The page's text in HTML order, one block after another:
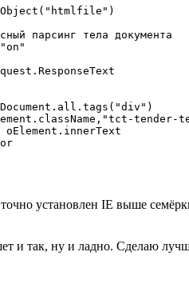
точно установлен IE выше
и так, ну и ладно. Сделаю